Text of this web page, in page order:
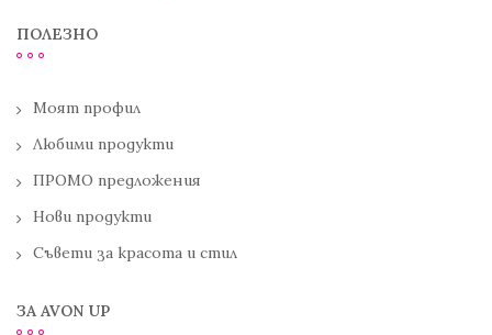
ПОЛЕЗНО
Моят профил
Любими продукти
ПРОМО предложения
Нови продукти
Съвети за красота и стил
ЗА AVON UP